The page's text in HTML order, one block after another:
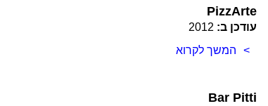
Pizz­Arte
עודכן ב: 2012
המשך לקרוא
Bar Pitti